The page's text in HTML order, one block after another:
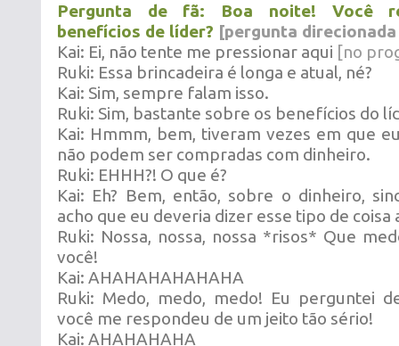
Pergunta de fã: Boa noite! Você
benefícios de líder? [pergunta
Kai: Ei, não tente me pressionar aqui [no
Ruki: Essa brincadeira é longa e atual, né?
Kai: Sim, sempre falam isso.
Ruki: Sim, bastante sobre os benefícios do
Kai: Hmmm, bem, tiveram vezes em que
não podem ser compradas com dinheiro.
Ruki: EHHH?! O que é?
Kai: Eh? Bem, então, sobre o dinheiro,
acho que eu deveria dizer esse tipo de coisa
Ruki: Nossa, nossa, nossa *risos* Que
você!
Kai: AHAHAHAHAHAHA
Ruki: Medo, medo, medo! Eu perguntei
você me respondeu de um jeito tão sério!
Kai: AHAHAHAHA